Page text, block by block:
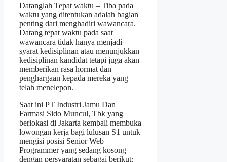
Datanglah Tepat waktu – Tiba pada
waktu yang ditentukan adalah bagian
penting dari menghadiri wawancara.
Datang tepat waktu pada saat
wawancara tidak hanya menjadi
syarat kedisiplinan atau menunjukkan
kedisiplinan kandidat tetapi juga akan
memberikan rasa hormat dan
penghargaan kepada mereka yang
telah menelepon.
Saat ini PT Industri Jamu Dan
Farmasi Sido Muncul, Tbk yang
berlokasi di Jakarta kembali membuka
lowongan kerja bagi lulusan S1 untuk
mengisi posisi Senior Web
Programmer yang sedang kosong
dengan persyaratan sebagai berikut: